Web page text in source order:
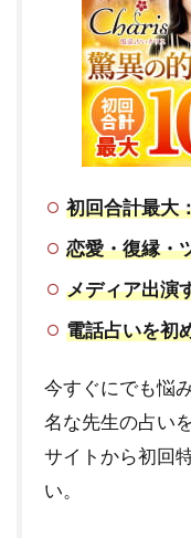
初回合計最大
恋愛・復縁・
メディア出演
電話占いを初
今すぐにでも悩
名な先生の占い
サイトから初回
い。